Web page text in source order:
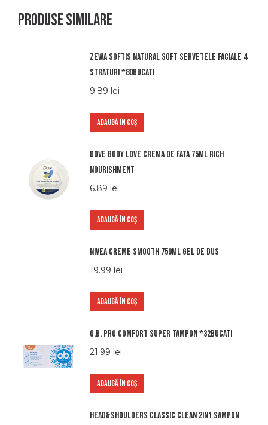
Produse similare
Zewa softis natural soft servetele faciale 4
straturi *80bucati
9.89 lei
ADAUGĂ ÎN COȘ
Dove body love crema de fata 75ml rich
nourishment
6.89 lei
ADAUGĂ ÎN COȘ
Nivea creme smooth 750ml gel de dus
19.99 lei
ADAUGĂ ÎN COȘ
O.b. pro comfort super tampon *32bucati
21.99 lei
ADAUGĂ ÎN COȘ
Head&shoulders classic clean 2in1 sampon